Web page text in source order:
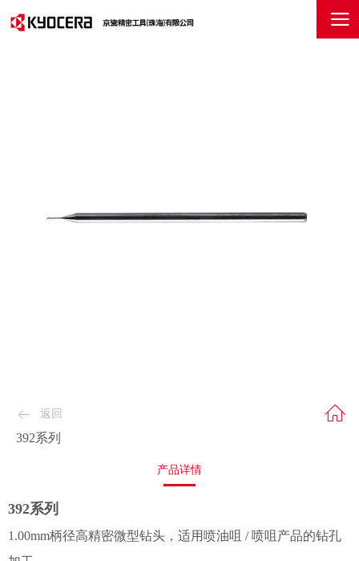
返回
392系列
产品详情
392系列
1.00mm柄径高精密微型钻头，适用喷油咀 / 喷咀产品的钻孔